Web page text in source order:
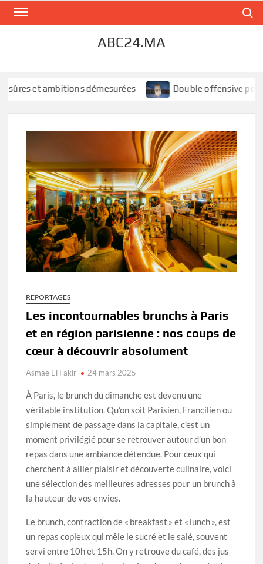
Skip
ABC24.MA
et ambitions démesurées Double offensive pour
REPORTAGES
Les incontournables brunchs à Paris
et en région parisienne : nos coups de
cœur à découvrir absolument
Asmae El Fakir 24 mars 2025
À Paris, le brunch du dimanche est devenu une
véritable institution. Qu’on soit Parisien, Francilien ou
simplement de passage dans la capitale, c’est un
moment privilégié pour se retrouver autour d’un bon
repas dans une ambiance détendue. Pour ceux qui
cherchent à allier plaisir et découverte culinaire, voici
une sélection des meilleures adresses pour un brunch à
la hauteur de vos envies.
Le brunch, contraction de « breakfast » et « lunch », est
un repas copieux qui mêle le sucré et le salé, souvent
servi entre 10h et 15h. On y retrouve du café, des jus